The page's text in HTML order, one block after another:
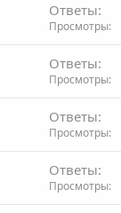
Ответы
Просмотры
Ответы
Просмотры
Ответы
Просмотры
Ответы
Просмотры